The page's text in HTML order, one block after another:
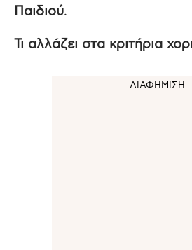
Παιδιού.
Τι αλλάζει στα κριτήρια